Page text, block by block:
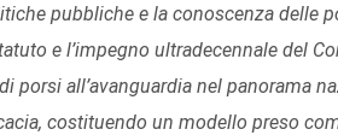
pubbliche e la conoscenza delle
e l’impegno ultradecennale del
porsi all’avanguardia nel panorama
costituendo un modello preso